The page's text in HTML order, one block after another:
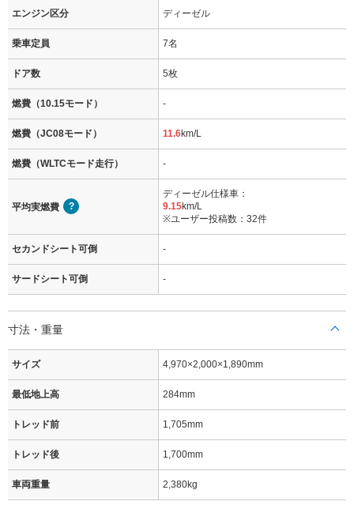
エンジン区分 ディーゼル
乗車定員 7名
ドア数 5枚
燃費（10.15モード） -
燃費（JC08モード） 11.6km/L
燃費（WLTCモード走行） -
平均実燃費
ディーゼル仕様車：
9.15km/L
※ユーザー投稿数：32件
セカンドシート可倒 -
サードシート可倒 -
寸法・重量
サイズ 4,970×2,000×1,890mm
最低地上高 284mm
トレッド前 1,705mm
トレッド後 1,700mm
車両重量 2,380kg